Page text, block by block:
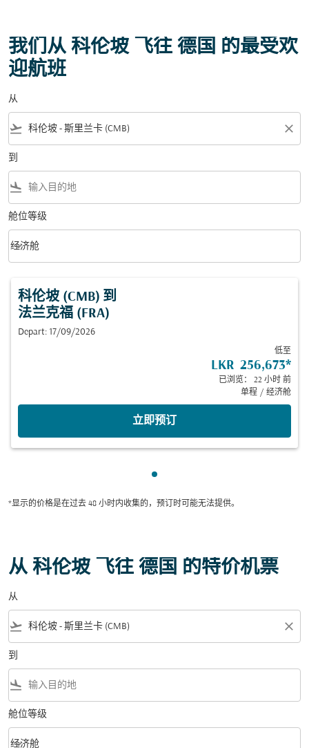
我们从 科伦坡 飞往 德国 的最受欢
迎航班
从
flight_takeoff close
到
flight_land
舱位等级
舱位等级 option 经济舱 Selected
经济舱
keyboard_arrow_down
科伦坡 (CMB) 到
法兰克福 (FRA)
Depart: 17/09/2026
低至
LKR 256,673*
已浏览： 22 小时 前
单程 / 经济舱
立即预订
显示 cmp-pagination-
*显示的价格是在过去 48 小时内收集的，预订时可能无法提供。
从 科伦坡 飞往 德国 的特价机票
从
flight_takeoff close
到
flight_land
舱位等级
经济舱
keyboard_arrow_down